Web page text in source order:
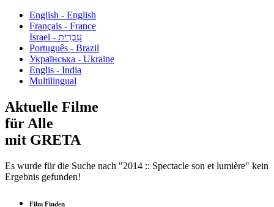
English - English
Français - France
עִבְרִית - Israel
Português - Brazil
Українська - Ukraine
Englis - India
Multilingual
Aktuelle Filme
für Alle
mit GRETA
Es wurde für die Suche nach "2014 :: Spectacle son et lumière" kein
Ergebnis gefunden!
Film Finden